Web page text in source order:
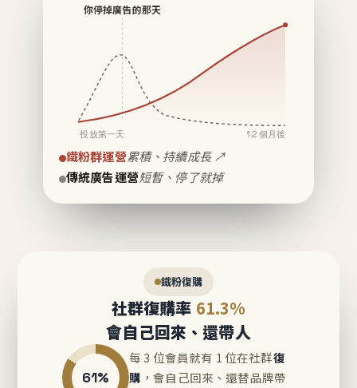
你停掉廣告的那天
投放第一天 12 個月後
鐵粉群運營累積、持續成長 ↗
傳統廣告運營短暫、停了就掉
鐵粉復購
社群復購率 61.3%
會自己回來、還帶人
61%
每 3 位會員就有 1 位在社群復
購 ，會自己回來、還替品牌帶